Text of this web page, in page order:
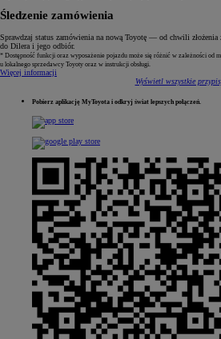
Śledzenie zamówienia
Sprawdzaj status zamówienia na nową Toyotę — od chwili złożenia
do Dilera i jego odbiór.
* Dostępność funkcji oraz wyposażenie pojazdu może się różnić w zależności od
u lokalnego sprzedawcy Toyoty oraz w instrukcji obsługi.
Więcej informacji
Wyświetl wszystkie
Pobierz aplikację MyToyota i odkryj świat lepszych połączeń.